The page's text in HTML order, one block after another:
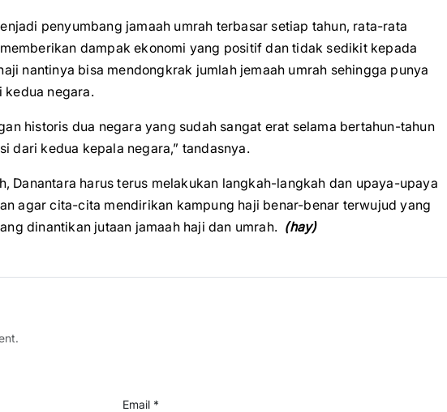
penyumbang jamaah umrah terbasar setiap tahun, rata-rata
dampak ekonomi yang positif dan tidak sedikit kepada
nantinya bisa mendongkrak jumlah jemaah umrah sehingga punya
kedua negara.
historis dua negara yang sudah sangat erat selama bertahun-tahun
dari kedua kepala negara,” tandasnya.
Danantara harus terus melakukan langkah-langkah dan upaya-upaya
agar cita-cita mendirikan kampung haji benar-benar terwujud yang
dinantikan jutaan jamaah haji dan umrah. (hay)
Email *